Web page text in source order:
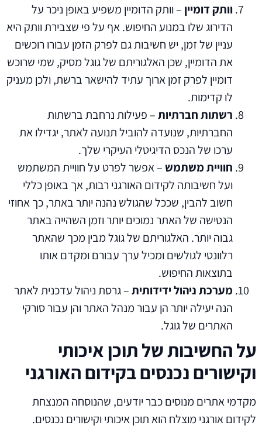
וותק דומיין – וותק הדומיין משפיע באופן ניכר על
הדירוג שלו במנוע החיפוש. אף על פי שצבירת וותק היא
עניין של זמן, יש חשיבות גם לפרק הזמן עבורו רוכשים
את הדומיין, שכן האלגוריתם של גוגל מסיק, שמי שרוכש
דומיין לפרק זמן ארוך עתיד להישאר ברשת, ולכן מעניק
לו קדימות.
רשתות חברתיות– פעילות נרחבת ברשתות
החברתיות, שנועדה להוביל תנועה לאתר, יגדילו את
ערכו של הנכס הדיגיטלי העיקרי שלך.
חוויית משתמש – אפשר לפרט על חוויית המשתמש
ועל חשיבותה לקידום האורגני רבות, אך באופן כללי
חשוב להבין, שככל שהגולש נהנה יותר באתר, כך אחוזי
הנטישה של האתר נמוכים יותר וזמן השהייה באתר
גבוה יותר. האלגוריתם של גוגל מבין מכך שהאתר
רלוונטי לגולשים ומכיל ערך עבורם ומקדם אותו
בתוצאות החיפוש.
מערכת ניהול ידידותית– גרסת ניהול עדכנית לאתר
הנה יעילה יותר הן עבור מנהל האתר והן עבור סורקי
האתרים של גוגל.
על החשיבות של תוכן איכותי
וקישורים נכנסים בקידום האורגני
מקדמי אתרים מנוסים כבר יודעים, שהנוסחה המנצחת
לקידום אורגני מוצלח הוא תוכן איכותי וקישורים נכנסים.